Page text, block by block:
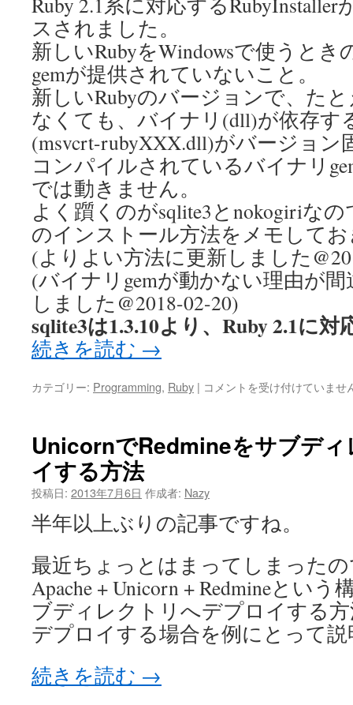
フ
ト
す
る
は
スされました。
新しいRubyをWindowsで使うと
gemが提供されていないこと。
新しいRubyのバージョンで、た
なくても、バイナリ(dll)が依存す
(msvcrt-rubyXXX.dll)がバージョン
コンパイルされているバイナリ
では動きません。
よく躓くのがsqlite3とnokogiriな
のインストール方法をメモして
(よりよい方法に更新しました
(バイナリgemが動かない理由が
しました@2018-02-20)
sqlite3は1.3.10より、Ruby 2.1に
続きを読む →
カテゴリー: Programming, Ruby | RubyInstaller
を
は
コメントを受け付けていませ
UnicornでRedmineをサブデ
イする方法
投稿日: 2013年7月6日 作成者: Nazy
半年以上ぶりの記事ですね。
最近ちょっとはまってしまった
Apache + Unicorn + Redmineという
ブディレクトリへデプロイする方
デプロイする場合を例にとって
続きを読む →